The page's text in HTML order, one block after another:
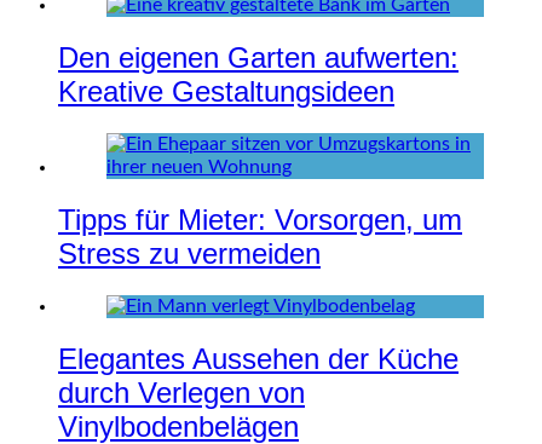
Den eigenen Garten aufwerten:
Kreative Gestaltungsideen
Tipps für Mieter: Vorsorgen, um
Stress zu vermeiden
Elegantes Aussehen der Küche
durch Verlegen von
Vinylbodenbelägen